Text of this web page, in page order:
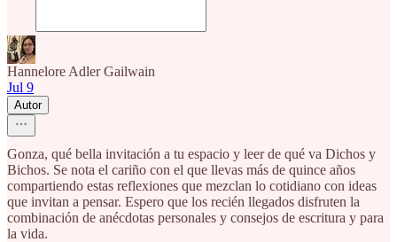
Hannelore Adler Gailwain
Jul 9
Autor
Gonza, qué bella invitación a tu espacio y leer de qué va Dichos y
Bichos. Se nota el cariño con el que llevas más de quince años
compartiendo estas reflexiones que mezclan lo cotidiano con ideas
que invitan a pensar. Espero que los recién llegados disfruten la
combinación de anécdotas personales y consejos de escritura y para
la vida.